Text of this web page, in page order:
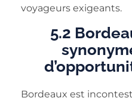
voyageurs exigeants.
5.2
Bordeaux est